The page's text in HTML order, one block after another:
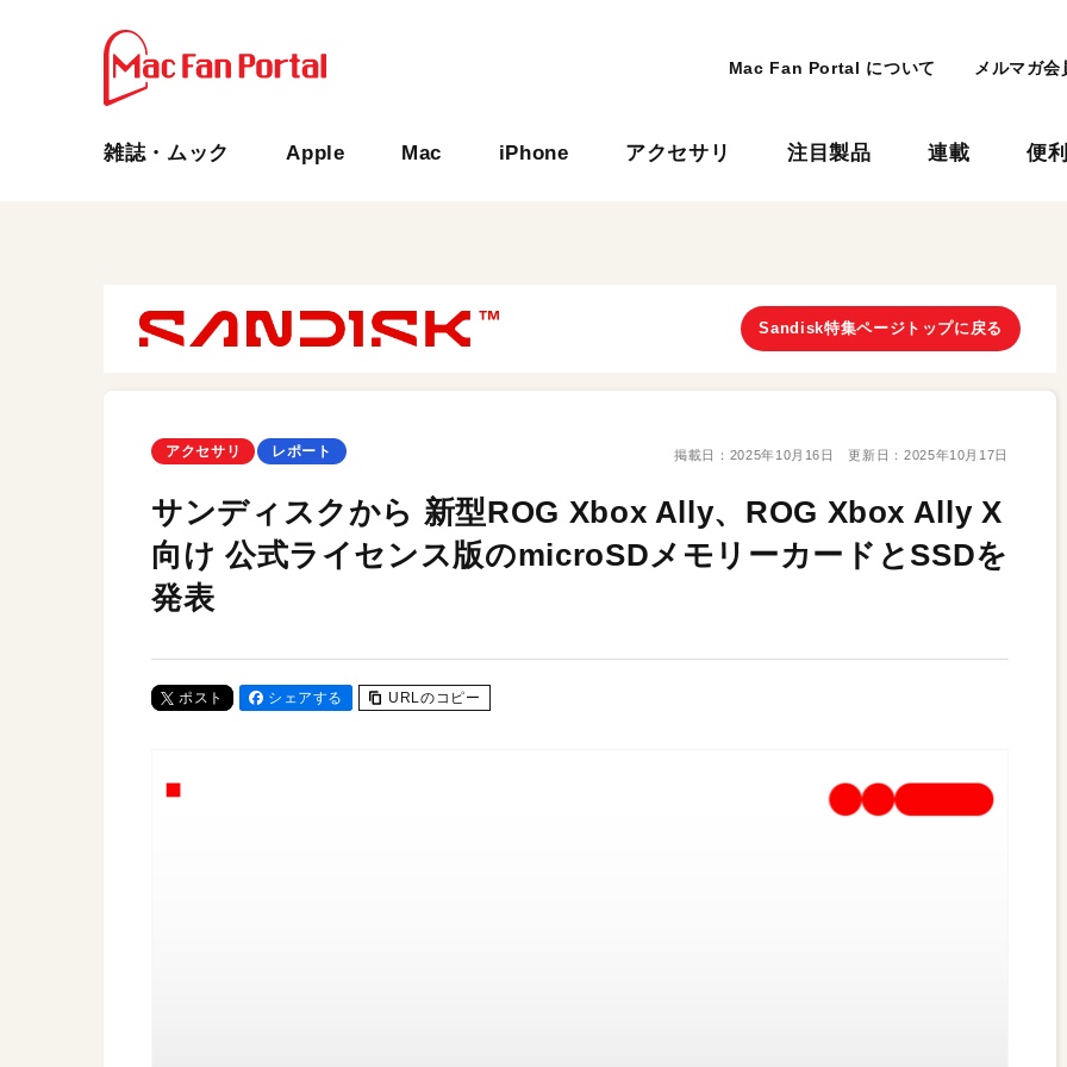
Mac Fan Portal について メルマガ会
雑誌・ムック Apple Mac iPhone アクセサリ 注目製品 連載 便
Sandisk特集ページトップに戻る
アクセサリ レポート 掲載日： 2025年10月16日 更新日： 2025年10月17日
サンディスクから 新型ROG Xbox Ally、ROG Xbox Ally X
向け 公式ライセンス版のmicroSDメモリーカードとSSDを
発表
ポスト シェアする URLのコピー